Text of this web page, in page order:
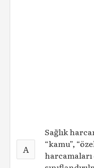
A
Sağlık
“kamu”,